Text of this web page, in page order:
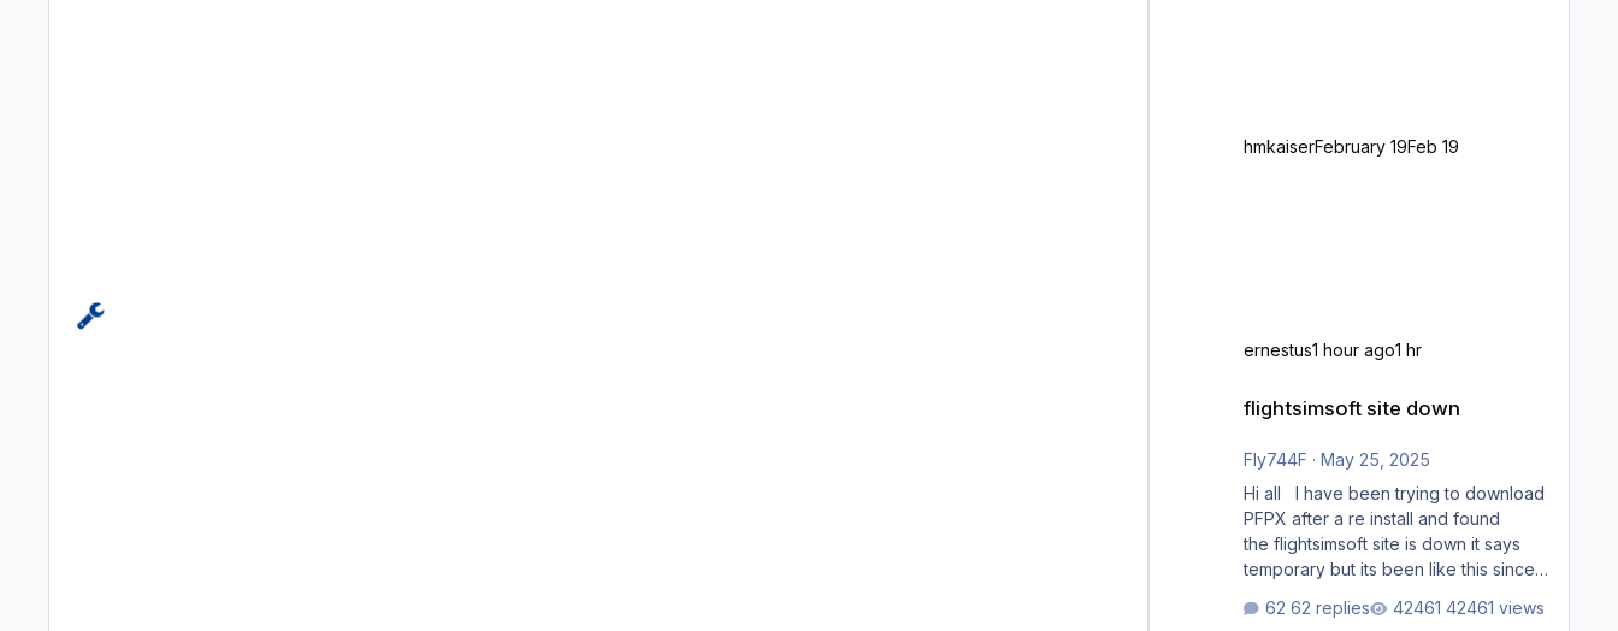
z.B. Malta Z
hmkaiserFebruary 19Feb 19
ernestus1 hour ago1 hr
flightsimsoft site down
Fly744F · May 25, 2025
Hi all I have been trying to download
PFPX after a re install and found
the flightsimsoft site is down it says
temporary but its been like this since
where i can download this from as i
62 replies 42461 views